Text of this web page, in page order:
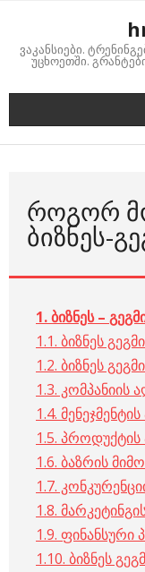
content
ვაკანსიები.
უცხოეთში.
ᲠᲝᲒᲝᲠ
ᲑᲘᲖᲜᲔᲡ-
1.ბიზნეს–
1.1. ბიზნეს
1.2. ბიზნეს
1.3. კომპანიის
1.4.
1.5. პროდუქტის
1.6. ბაზრის
1.7.
1.8.
1.9. ფინანსური
1.10. ბიზნეს